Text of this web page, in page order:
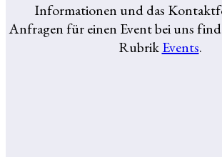
Informationen und das
Anfragen für einen Event bei uns
RubrikEvents.